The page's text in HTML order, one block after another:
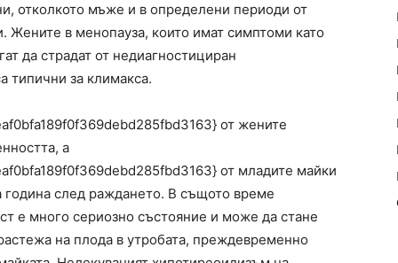
отколкото мъже и в определени периоди от
Жените в менопауза, които имат симптоми като
да страдат от недиагностициран
типични за климакса.
от жените
а
от младите майки
година след раждането. В същото време
е много сериозно състояние и може да стане
на плода в утробата, преждевременно